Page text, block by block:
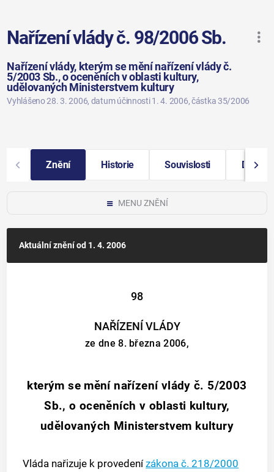
Nařízení vlády č. 98/2006 Sb.
Nařízení vlády, kterým se mění nařízení vlády č.
5/2003 Sb., o oceněních v oblasti kultury,
udělovaných Ministerstvem kultury
Vyhlášeno 28. 3. 2006, datum účinnosti 1. 4. 2006, částka 35/2006
Znění Historie Souvislosti Další
MENU ZNĚNÍ
Aktuální zněníod 1. 4. 2006
98
NAŘÍZENÍ VLÁDY
ze dne 8. března 2006,
kterým se mění nařízení vlády č. 5/2003
Sb., o oceněních v oblasti kultury,
udělovaných Ministerstvem kultury
Vláda nařizuje k provedenízákona č. 218/2000